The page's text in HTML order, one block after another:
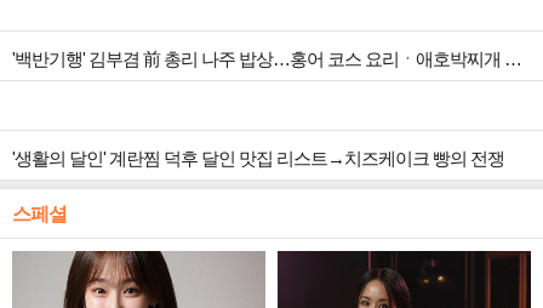
'백반기행' 김부겸 前 총리 나주 밥상…홍어 코스 요리ㆍ애호박찌개 맛본다
'생활의 달인' 계란찜 덕후 달인 맛집 리스트→치즈케이크 빵의 전쟁
스페셜